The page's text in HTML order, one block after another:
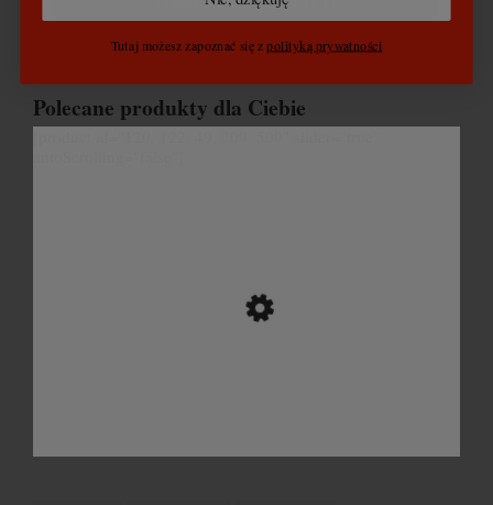
Polecane produkty dla Ciebie
Tutaj możesz zapoznać się zpolityką prywatności